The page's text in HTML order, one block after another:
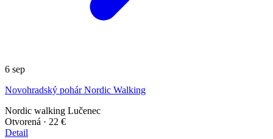
6 sep
Novohradský pohár Nordic Walking
Nordic walking Lučenec
Otvorená · 22 €
Detail